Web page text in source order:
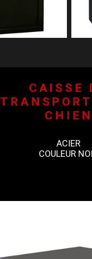
CAISSE
CHIEN
ACIER
COULEUR